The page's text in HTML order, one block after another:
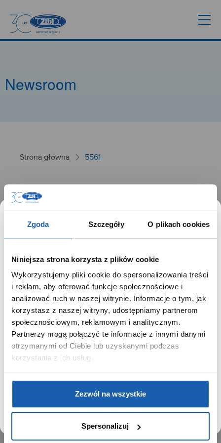
Zgoda Szczegóły O plikach cookies
Niniejsza strona korzysta z plików cookie
Wykorzystujemy pliki cookie do spersonalizowania treści
i reklam, aby oferować funkcje społecznościowe i
analizować ruch w naszej witrynie. Informacje o tym, jak
korzystasz z naszej witryny, udostępniamy partnerom
społecznościowym, reklamowym i analitycznym.
Partnerzy mogą połączyć te informacje z innymi danymi
otrzymanymi od Ciebie lub uzyskanymi podczas
korzystania z ich usług.
Zezwól na wszystkie
Spersonalizuj
Newsroom
Strona główna 5561
5561
26.09.2024
GRUPA ZIBI
Historia
Misja, wizja i wartości Grupy Zibi
Ważne daty
Kariera
Zgoda na ciasteczka
PRODUKTY
Kalkulatory
SIECI SPRZEDAŻY
SZANOWNY UŻYTKOWNIKU,
SZANOWNA UŻYTKOWNICZKO
Używamy plików cookie w celach analitycznych,
statystycznych i marketingowych, w tym aby analizować
ruch w tej witrynie, optymalizować jej działanie oraz
zapamiętywać Twoje preferencje.